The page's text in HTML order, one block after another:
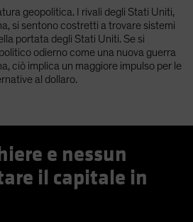
geopolitica. I rivali degli Stati Uniti,
si sentono costretti a trovare sistemi
portata degli Stati Uniti. Se si
odierno come una nuova guerra
ciò implica un maggiore impulso per le
al dollaro.
e nessun
il capitale in